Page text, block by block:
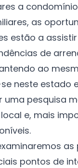
a
as
estão a
de
ao
neste estado
uma pesquisa
e, mais
.
pontos de